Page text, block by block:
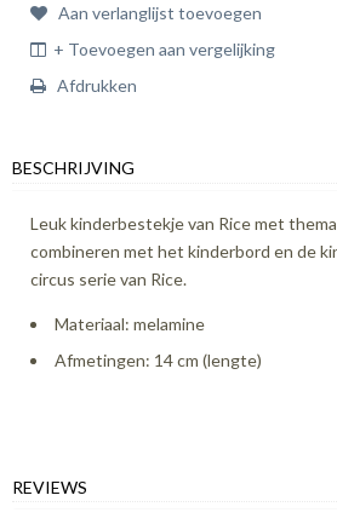
Aan verlanglijst toevoegen
+ Toevoegen aan vergelijking
Afdrukken
BESCHRIJVING
Leuk kinderbestekje van Rice met
combineren met het kinderbord en de
circus serie van Rice.
Materiaal: melamine
Afmetingen: 14 cm (lengte)
REVIEWS